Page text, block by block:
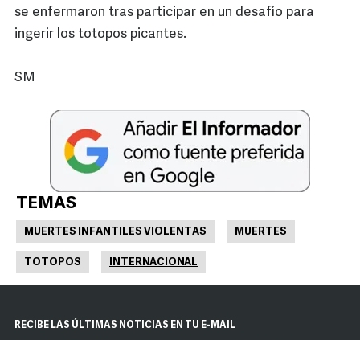
se enfermaron tras participar en un desafío para
ingerir los totopos picantes.
SM
TEMAS
MUERTES INFANTILES VIOLENTAS MUERTES
TOTOPOS INTERNACIONAL
RECIBE LAS ÚLTIMAS NOTICIAS EN TU E-MAIL